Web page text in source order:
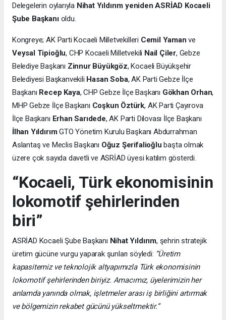
Delegelerin oylarıyla Nihat Yıldırım yeniden ASRİAD Kocaeli
Şube Başkanıoldu.
Kongreye; AK Parti Kocaeli Milletvekilleri Cemil Yaman ve
Veysal Tipioğlu, CHP Kocaeli Milletvekili Nail Çiler, Gebze
Belediye Başkanı Zinnur Büyükgöz, Kocaeli Büyükşehir
Belediyesi Başkanvekili Hasan Soba, AK Parti Gebze İlçe
Başkanı Recep Kaya, CHP Gebze İlçe Başkanı Gökhan Orhan,
MHP Gebze İlçe Başkanı Coşkun Öztürk, AK Parti Çayırova
İlçe Başkanı Erhan Sarıdede, AK Parti Dilovası İlçe Başkanı
İlhan YıldırımGTO Yönetim Kurulu Başkanı Abdurrahman
Aslantaş ve Meclis Başkanı Oğuz Şerifalioğlu başta olmak
üzere çok sayıda davetli ve ASRİAD üyesi katılım gösterdi.
“Kocaeli, Türk ekonomisinin
lokomotif şehirlerinden
biri”
ASRİAD Kocaeli Şube Başkanı Nihat Yıldırım, şehrin stratejik
üretim gücüne vurgu yaparak şunları söyledi: “Üretim
kapasitemiz ve teknolojik altyapımızla Türk ekonomisinin
lokomotif şehirlerinden biriyiz. Amacımız, üyelerimizin her
anlamda yanında olmak, işletmeler arası iş birliğini artırmak
ve bölgemizin rekabet gücünü yükseltmektir.”